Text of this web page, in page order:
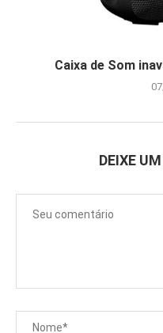
Caixa de Som
DEIXE